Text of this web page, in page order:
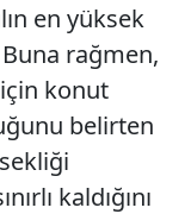
en yüksek
rağmen,
için konut
belirten
kaldığını